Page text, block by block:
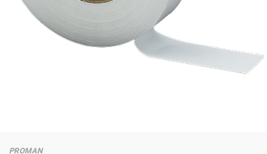
PROMAN